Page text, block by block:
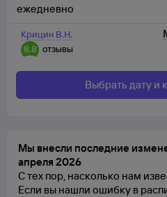
Крицин В.Н.
8,8 отзывы
ежедневно
Выбрать дату и
Мы внесли последние
апреля 2026
С тех пор, насколько нам
Если вы нашли ошибку в